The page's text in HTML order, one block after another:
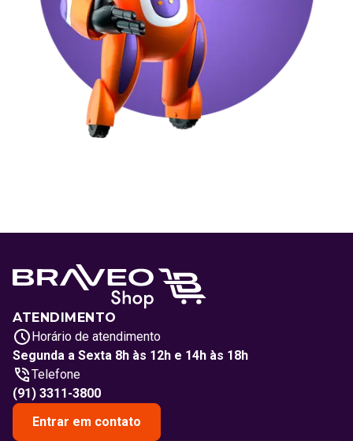
ATENDIMENTO
Horário de atendimento
Segunda a Sexta 8h às 12h e 14h às 18h
Telefone
(91) 3311-3800
Entrar em contato